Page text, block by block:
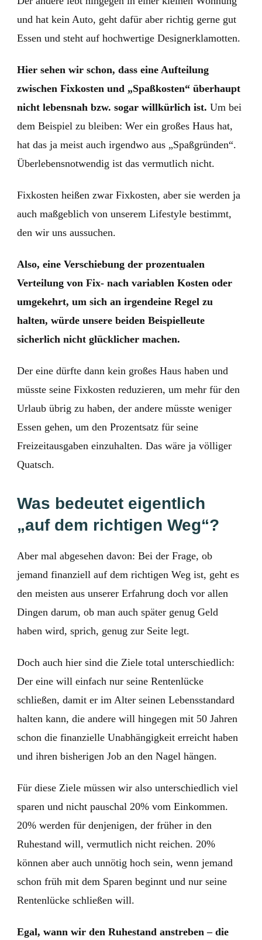
und hat kein Auto, geht dafür aber richtig gerne gut
Essen und steht auf hochwertige Designerklamotten.
Hier sehen wir schon, dass eine Aufteilung
zwischen Fixkosten und „Spaßkosten“ überhaupt
nicht lebensnah bzw. sogar willkürlich ist. Um bei
dem Beispiel zu bleiben: Wer ein großes Haus hat,
hat das ja meist auch irgendwo aus „Spaßgründen“.
Überlebensnotwendig ist das vermutlich nicht.
Fixkosten heißen zwar Fixkosten, aber sie werden ja
auch maßgeblich von unserem Lifestyle bestimmt,
den wir uns aussuchen.
Also, eine Verschiebung der prozentualen
Verteilung von Fix- nach variablen Kosten oder
umgekehrt, um sich an irgendeine Regel zu
halten, würde unsere beiden Beispielleute
sicherlich nicht glücklicher machen.
Der eine dürfte dann kein großes Haus haben und
müsste seine Fixkosten reduzieren, um mehr für den
Urlaub übrig zu haben, der andere müsste weniger
Essen gehen, um den Prozentsatz für seine
Freizeitausgaben einzuhalten. Das wäre ja völliger
Quatsch.
Was bedeutet eigentlich
„auf dem richtigen Weg“?
Aber mal abgesehen davon: Bei der Frage, ob
jemand finanziell auf dem richtigen Weg ist, geht es
den meisten aus unserer Erfahrung doch vor allen
Dingen darum, ob man auch später genug Geld
haben wird, sprich, genug zur Seite legt.
Doch auch hier sind die Ziele total unterschiedlich:
Der eine will einfach nur seine Rentenlücke
schließen, damit er im Alter seinen Lebensstandard
halten kann, die andere will hingegen mit 50 Jahren
schon die finanzielle Unabhängigkeit erreicht haben
und ihren bisherigen Job an den Nagel hängen.
Für diese Ziele müssen wir also unterschiedlich viel
sparen und nicht pauschal 20% vom Einkommen.
20% werden für denjenigen, der früher in den
Ruhestand will, vermutlich nicht reichen. 20%
können aber auch unnötig hoch sein, wenn jemand
schon früh mit dem Sparen beginnt und nur seine
Rentenlücke schließen will.
Egal, wann wir den Ruhestand anstreben – die